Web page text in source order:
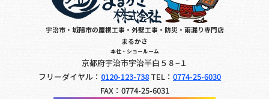
宇治市・城陽市の屋根工事・外壁工事・防災・雨漏り専門店
まるかさ
本社・ショールーム
京都府宇治市宇治半白５８−１
フリーダイヤル： 0120-123-738 TEL： 0774-25-6030
FAX：0774-25-6031